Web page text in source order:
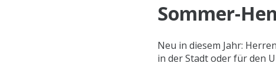
Sommer-
Neu in diesem Jahr:
in der Stadt oder für den